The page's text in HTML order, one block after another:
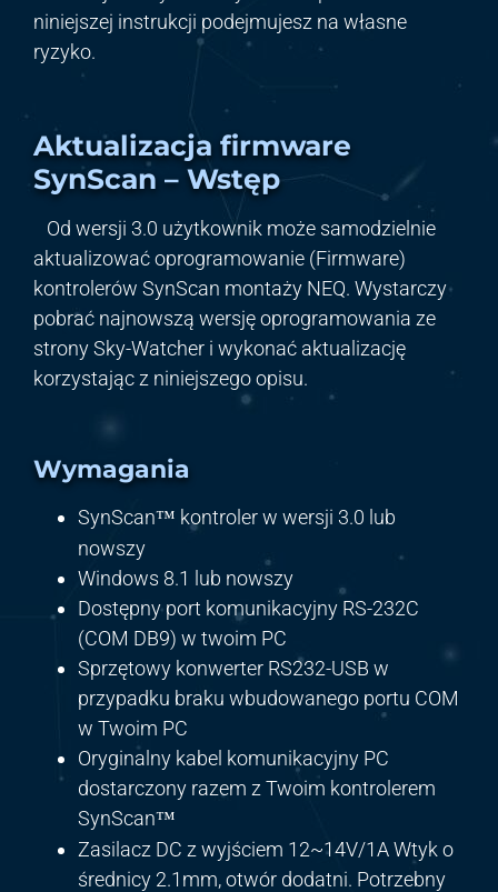
niniejszej instrukcji podejmujesz na własne
ryzyko.
Aktualizacja firmware
SynScan – Wstęp
Od wersji 3.0 użytkownik może samodzielnie
aktualizować oprogramowanie (Firmware)
kontrolerów SynScan montaży NEQ. Wystarczy
pobrać najnowszą wersję oprogramowania ze
strony Sky-Watcher i wykonać aktualizację
korzystając z niniejszego opisu.
Wymagania
SynScan™ kontroler w wersji 3.0 lub
nowszy
Windows 8.1 lub nowszy
Dostępny port komunikacyjny RS-232C
(COM DB9) w twoim PC
Sprzętowy konwerter RS232-USB w
przypadku braku wbudowanego portu COM
w Twoim PC
Oryginalny kabel komunikacyjny PC
dostarczony razem z Twoim kontrolerem
SynScan™
Zasilacz DC z wyjściem 12~14V/1A Wtyk o
średnicy 2.1mm, otwór dodatni. Potrzebny